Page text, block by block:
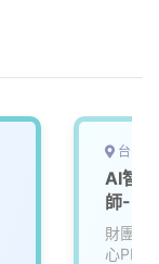
台中
AI智
師-
財團法
心PMC